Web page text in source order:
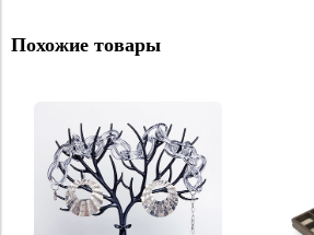
Похожие товары